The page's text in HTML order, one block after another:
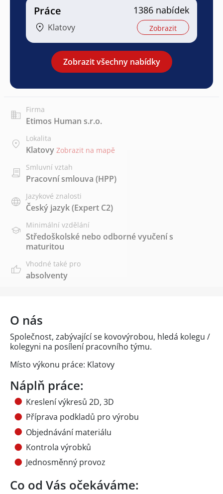
Práce
Klatovy
1386 nabídek
Zobrazit
Zobrazit všechny nabídky
Firma
Etimos Human s.r.o.
Lokalita
Klatovy Zobrazit na mapě
Smluvní vztah
Pracovní smlouva (HPP)
Jazykové znalosti
Český jazyk(Expert C2)
Minimální vzdělání
Středoškolské nebo odborné vyučení s
maturitou
Vhodné také pro
absolventy
O nás
Společnost, zabývající se kovovýrobou, hledá kolegu /
kolegyni na posílení pracovního týmu.
Místo výkonu práce: Klatovy
Náplň práce:
Kreslení výkresů 2D, 3D
Příprava podkladů pro výrobu
Objednávání materiálu
Kontrola výrobků
Jednosměnný provoz
Co od Vás očekáváme: